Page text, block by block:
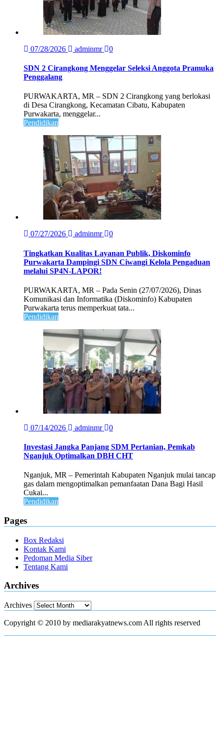
07/28/2026 adminmr 0
SDN 2 Cirangkong Menggelar Seleksi Anggota Pramuka
Penggalang
PURWAKARTA, MR – SDN 2 Cirangkong yang berlokasi
di Desa Cirangkong, Kecamatan Cibatu, Kabupaten
Purwakarta, menggelar...
Pendidikan
07/27/2026 adminmr 0
Tingkatkan Kualitas Layanan Publik, Diskominfo
Purwakarta Dampingi SDN Ciwangi Kelola Pengaduan
melalui SP4N-LAPOR!
PURWAKARTA, MR – Pada Senin (27/07/2026), Dinas
Komunikasi dan Informatika (Diskominfo) Kabupaten
Purwakarta terus memperkuat tata...
Pendidikan
07/14/2026 adminmr 0
Investasi Jangka Panjang SDM Pertanian, Pemkab
Nganjuk Optimalkan DBH CHT
Nganjuk, MR – Pemerintah Kabupaten Nganjuk mulai tancap
gas dalam mengoptimalkan pemanfaatan Dana Bagi Hasil
Cukai...
Pendidikan
Pages
Box Redaksi
Kontak Kami
Pedoman Media Siber
Tentang Kami
Archives
Archives
Copyright © 2010 by mediarakyatnews.com All rights reserved